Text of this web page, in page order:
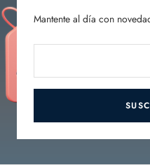
Mantente al día con